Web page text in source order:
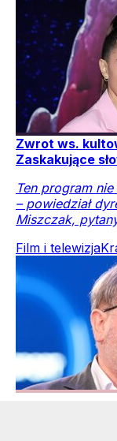
Zwrot ws.
Zaskakujące
Ten program
– powiedział
Miszczak,
Film i telewizja